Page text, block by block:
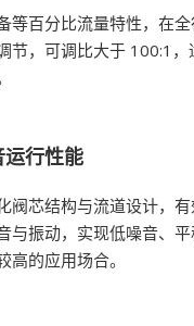
等百分比流量特性，在
节，可调比大于 100:1
运行性能
阀芯结构与流道设计，
与振动，实现低噪音、
高的应用场合。